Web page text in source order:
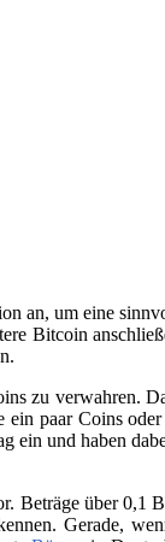
an, um eine
Bitcoin
zu verwahren.
paar Coins
ein und haben
Beträge über 0,1
Gerade,